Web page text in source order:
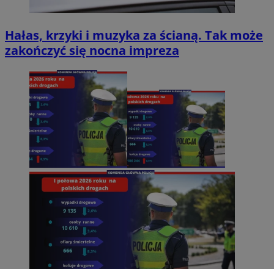
Hałas, krzyki i muzyka za ścianą. Tak może
zakończyć się nocna impreza